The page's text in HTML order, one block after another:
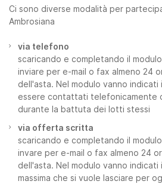
Ci sono diverse modalità per
Ambrosiana
via telefono
scaricando e completando il
inviare per e-mail o fax almeno 24
dell'asta. Nel modulo vanno
essere contattati telefonicamente
durante la battuta dei lotti stessi
via offerta scritta
scaricando e completando il
invare per e-mail o fax almeno 24
dell'asta. Nel modulo vanno
massima che si vuole lasciare per